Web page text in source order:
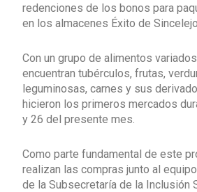
redenciones de los bonos para
en los almacenes Éxito de Sincelejo
Con un grupo de alimentos
encuentran tubérculos, frutas,
leguminosas, carnes y sus
hicieron los primeros mercados
y 26 del presente mes.
Como parte fundamental de este
realizan las compras junto al
de la Subsecretaría de la Inclusión